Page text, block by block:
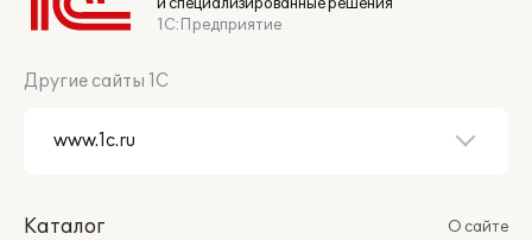
1С:Предприятие
Другие сайты 1С
Каталог
О сайте